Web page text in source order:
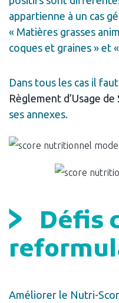
appartienne à un cas
« Matières grasses
coques et graines » et
Dans tous les cas il
Règlement d’Usage
ses annexes.
Défis
Améliorer le Nutri-